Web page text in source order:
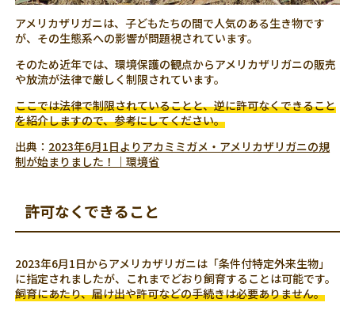
アメリカザリガニは、子どもたちの間で人気のある生き物です
が、その生態系への影響が問題視されています。
そのため近年では、環境保護の観点からアメリカザリガニの販売
や放流が法律で厳しく制限されています。
ここでは法律で制限されていることと、逆に許可なくできること
を紹介しますので、参考にしてください。
出典： 2023年6月1日よりアカミミガメ・アメリカザリガニの規
制が始まりました！｜環境省
許可なくできること
2023年6月1日からアメリカザリガニは「条件付特定外来生物」
に指定されましたが、これまでどおり飼育することは可能です。
飼育にあたり、届け出や許可などの手続きは必要ありません。